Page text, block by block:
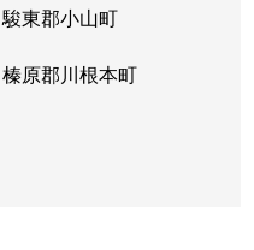
駿東郡小山町
榛原郡川根本町